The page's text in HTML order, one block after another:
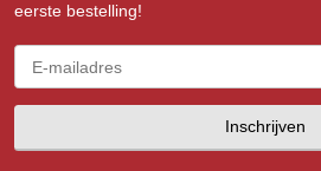
eerste bestelling!
Inschrijven